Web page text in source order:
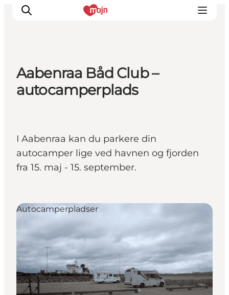
Oplevelser
Byer & Steder
Planlæg din ferie
Booking
Aabenraa Båd Club –
autocamperplads
I Aabenraa kan du parkere din
autocamper lige ved havnen og fjorden
fra 15. maj - 15. september.
Autocamperpladser